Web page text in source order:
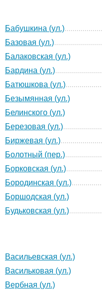
Бабушкина (ул.)
Базовая (ул.)
Балаковская (ул.)
Бардина (ул.)
Батюшкова (ул.)
Безымянная (ул.)
Белинского (ул.)
Березовая (ул.)
Биржевая (ул.)
Болотный (пер.)
Борковская (ул.)
Бородинская (ул.)
Боршодская (ул.)
Будьковская (ул.)
Васильевская (ул.)
Васильковая (ул.)
Вербная (ул.)